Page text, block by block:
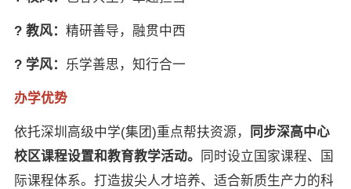
? 教风： 精研善导，融贯中西
? 学风： 乐学善思，知行合一
办学优势
依托深圳高级中学(集团)重点帮扶资源，
同步深高中心
校区课程设置和教育教学活动。
同时设立国家课程、国
际课程体系。打造拔尖人才培养、适合新质生产力的科